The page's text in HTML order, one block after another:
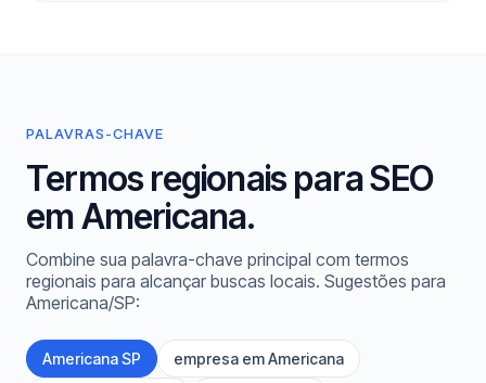
PALAVRAS-CHAVE
Termos regionais para SEO
em Americana.
Combine sua palavra-chave principal com termos
regionais para alcançar buscas locais. Sugestões para
Americana/SP:
Americana SP empresa em Americana